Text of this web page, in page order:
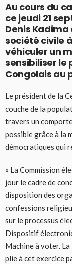
Au cours du
ce jeudi 21
Denis
société civile
véhiculer un
sensibiliser le
Congolais au
Le président de la
couche de la
travers un
possible grâce à la
démocratiques qui
« La Commission
jour le cadre de
disposition des
confessions
sur le processus
Dispositif
Machine à voter.
plie à cet exercice